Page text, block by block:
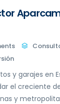
y garajes en
el creciente
y